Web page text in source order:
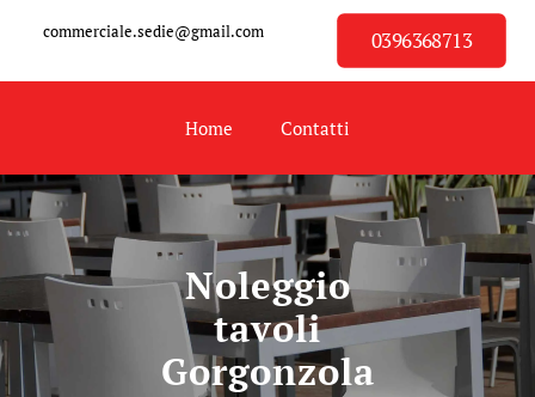
commerciale.sedie@gmail.com 0396368713
Home Contatti
Noleggio
tavoli
Gorgonzola